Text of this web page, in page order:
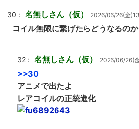
30： 名無しさん（仮） 2026/06/26(金
コイル無限に繋げたらどうなるの
32： 名無しさん（仮） 2026/06/26(
>>30
アニメで出たよ
レアコイルの正統進化